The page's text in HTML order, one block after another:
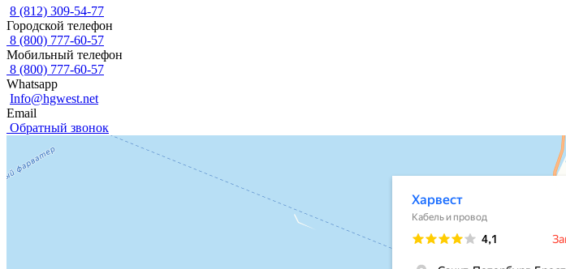
8 (812) 309-54-77
Городской телефон
8 (800) 777-60-57
Мобильный телефон
8 (800) 777-60-57
Whatsapp
Info@hgwest.net
Email
Обратный звонок